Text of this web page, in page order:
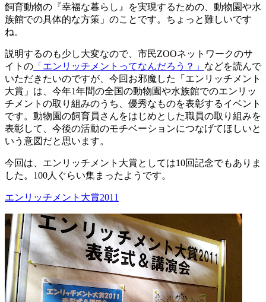
飼育動物の『幸福な暮らし』を実現するための、動物園や水
族館での具体的な方策」のことです。ちょっと難しいです
ね。
説明するのも少し大変なので、市民ZOOネットワークのサ
イトの 「エンリッチメントってなんだろう？」 などを読んで
いただきたいのですが、今回お邪魔した「エンリッチメント
大賞」は、今年1年間の全国の動物園や水族館でのエンリッ
チメントの取り組みのうち、優秀なものを表彰するイベント
です。動物園の飼育員さんをはじめとした職員の取り組みを
表彰して、今後の活動のモチベーションにつなげてほしいと
いう意図だと思います。
今回は、エンリッチメント大賞としては10回記念でもありま
した。100人ぐらい集まったようです。
エンリッチメント大賞2011